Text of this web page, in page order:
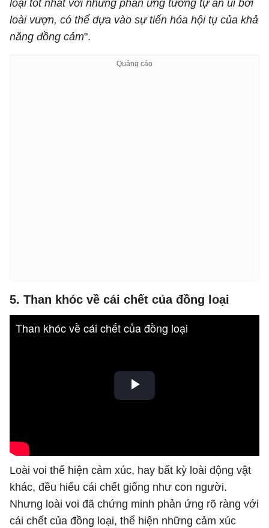
loại tốt nhất với những phản ứng tương tự an ủi bởi
loài vượn, có thể dựa vào sự tiến hóa hội tụ của khả
năng đồng cảm".
5. Than khóc về cái chết của đồng loại
Loài voi thể hiện cảm xúc, hay bất kỳ loài động vật
khác, đều hiểu cái chết giống như con người.
Nhưng loài voi đã chứng minh phản ứng rõ ràng với
cái chết của đồng loại, thể hiện những cảm xúc